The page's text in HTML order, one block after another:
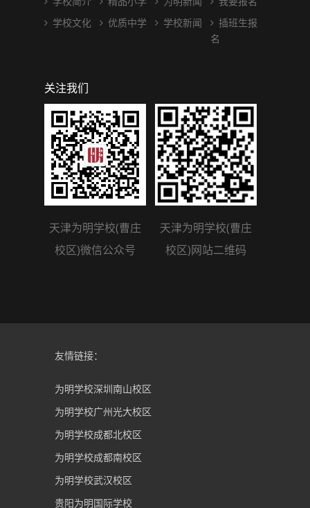
学校文化
优质中学
学校新闻
插班生报
名
关注我们
天津为明学校(曹庄
校区)微信公众号
天津为明学校(曹庄
校区)网站二维码
友情链接：
为明学校深圳南山校区
为明学校广州光大校区
为明学校成都北校区
为明学校成都南校区
为明学校武汉校区
贵阳为明国际学校